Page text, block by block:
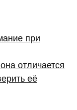
при
отличается
её